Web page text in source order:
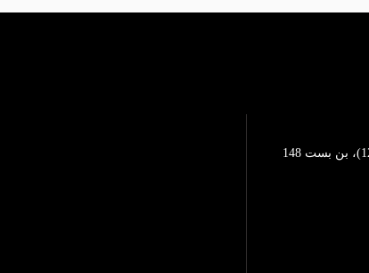
تهرانپارس، خیابان محمد رضایی(121)، بن بست 148